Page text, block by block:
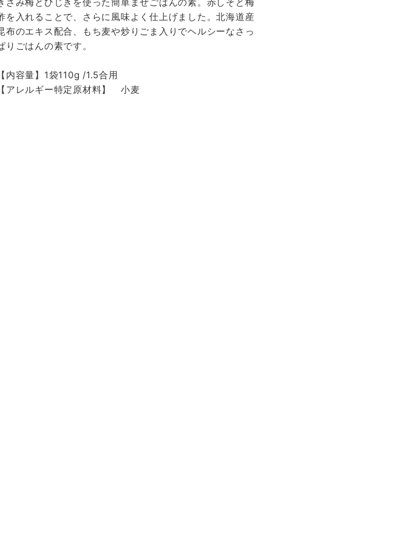
を入れることで、さらに風味よく仕上げました。北海道産
布のエキス配合、もち麦や炒りごま入りでヘルシーなさっ
りごはんの素です。
【内容量】1袋110g /1.5合用
【アレルギー特定原材料】 小麦